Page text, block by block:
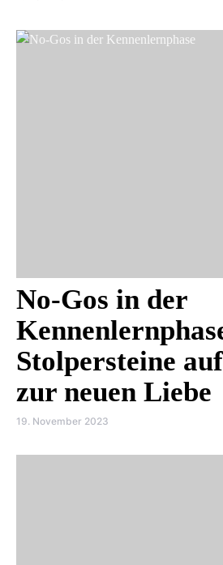
No-Gos in der
Stolpersteine
zur neuen Liebe
19. November 2023